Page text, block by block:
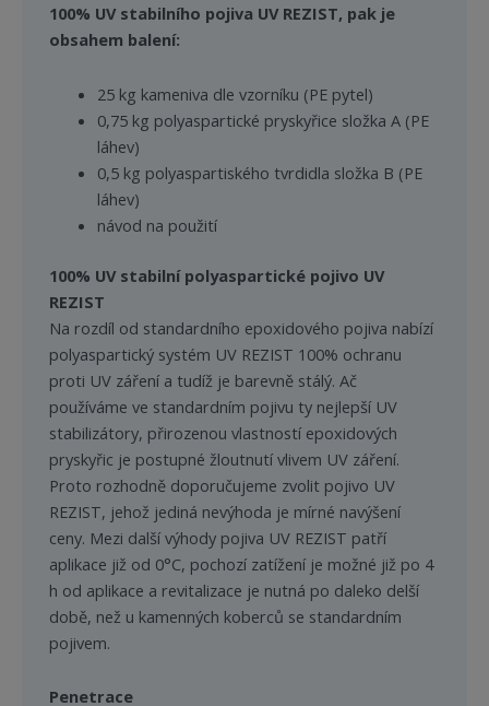
100% UV stabilního pojiva UV REZIST, pak je
obsahem balení:
25 kg kameniva dle vzorníku (PE pytel)
0,75 kg polyaspartické pryskyřice složka A (PE
láhev)
0,5 kg polyaspartiského tvrdidla složka B (PE
láhev)
návod na použití
100% UV stabilní polyaspartické pojivo UV
REZIST
Na rozdíl od standardního epoxidového pojiva nabízí
polyaspartický systém UV REZIST 100% ochranu
proti UV záření a tudíž je barevně stálý. Ač
používáme ve standardním pojivu ty nejlepší UV
stabilizátory, přirozenou vlastností epoxidových
pryskyřic je postupné žloutnutí vlivem UV záření.
Proto rozhodně doporučujeme zvolit pojivo UV
REZIST, jehož jediná nevýhoda je mírné navýšení
ceny. Mezi další výhody pojiva UV REZIST patří
aplikace již od 0°C, pochozí zatížení je možné již po 4
h od aplikace a revitalizace je nutná po daleko delší
době, než u kamenných koberců se standardním
pojivem.
Penetrace